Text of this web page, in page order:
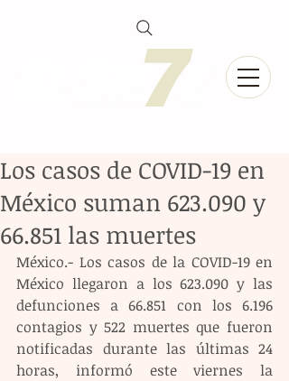
Los casos de COVID-19 en
México suman 623.090 y
66.851 las muertes
México.- Los casos de la COVID-19 en
México llegaron a los 623.090 y las
defunciones a 66.851 con los 6.196
contagios y 522 muertes que fueron
notificadas durante las últimas 24
horas, informó este viernes la